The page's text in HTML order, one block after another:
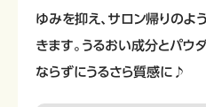
ゆみを抑え、サロン帰りのよ
きます。うるおい成分とパウ
ならずにうるさら質感に♪